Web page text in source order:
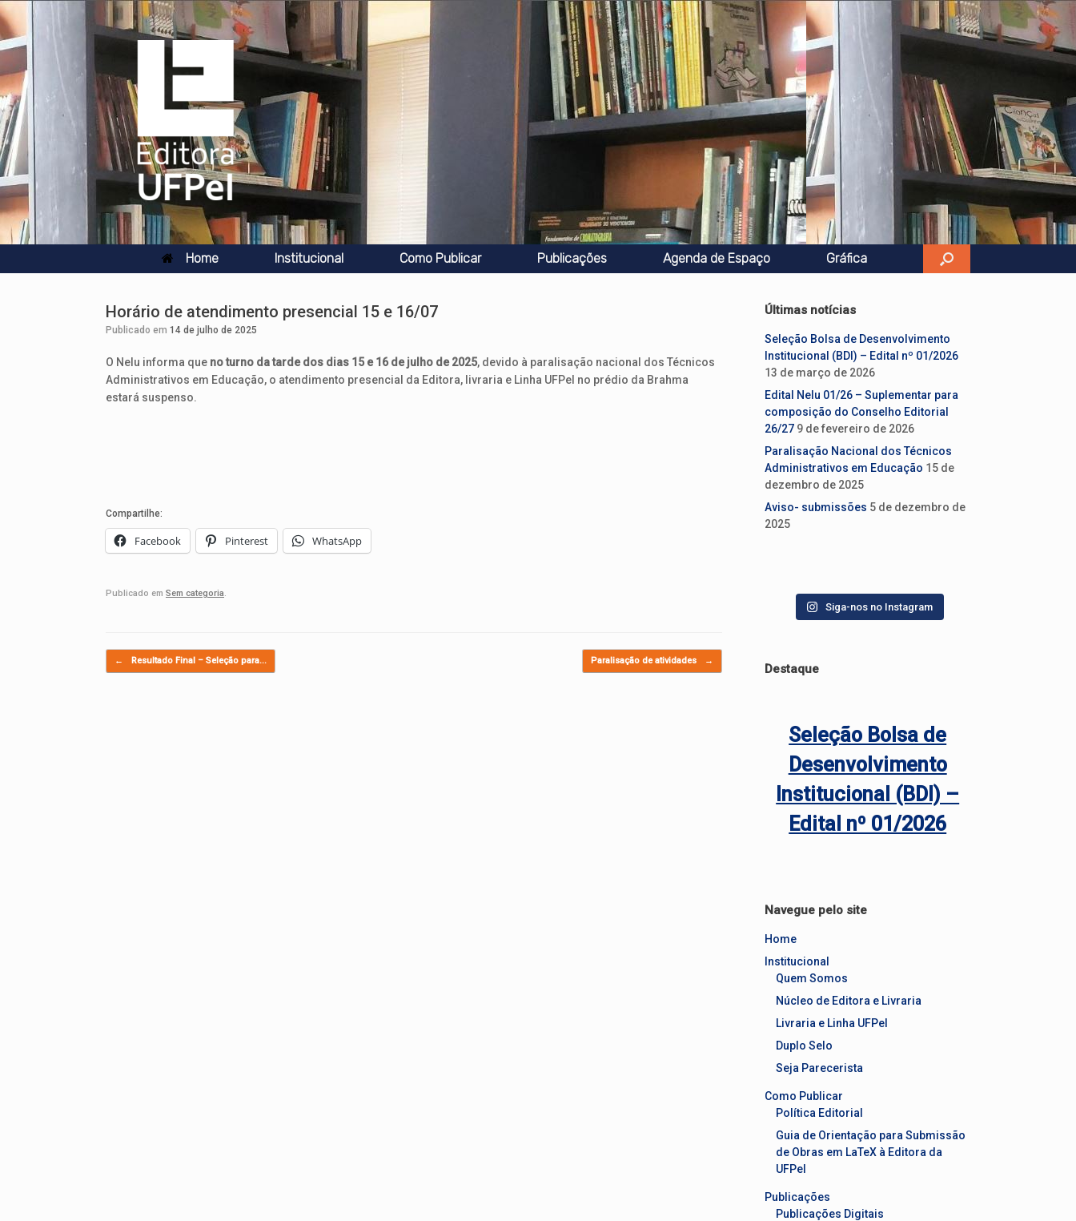
Skip
to
content
Home Institucional Como Publicar Publicações Agenda de Espaço Gráfica
Horário de atendimento presencial 15 e 16/07
Publicado em 14 de julho de 2025
O Nelu informa que no turno da tarde dos dias 15 e 16 de julho de 2025, devido à paralisação nacional dos Técnicos
Administrativos em Educação, o atendimento presencial da Editora, livraria e Linha UFPel no prédio da Brahma
estará suspenso.
Compartilhe:
Facebook Pinterest WhatsApp
Publicado em Sem categoria
Navegação de posts
← Resultado Final – Seleção para… Paralisação de atividades →
Últimas notícias
Seleção Bolsa de Desenvolvimento
Institucional (BDI) – Edital nº 01/2026
13 de março de 2026
Edital Nelu 01/26 – Suplementar para
composição do Conselho Editorial
26/27 9 de fevereiro de 2026
Paralisação Nacional dos Técnicos
Administrativos em Educação 15 de
dezembro de 2025
Aviso- submissões 5 de dezembro de
2025
Siga-nos no Instagram
Destaque
Seleção Bolsa de
Desenvolvimento
Institucional (BDI) –
Edital nº 01/2026
Navegue pelo site
Home
Institucional
Quem Somos
Núcleo de Editora e Livraria
Livraria e Linha UFPel
Duplo Selo
Seja Parecerista
Como Publicar
Política Editorial
Guia de Orientação para Submissão
de Obras em LaTeX à Editora da
UFPel
Publicações
Publicações Digitais